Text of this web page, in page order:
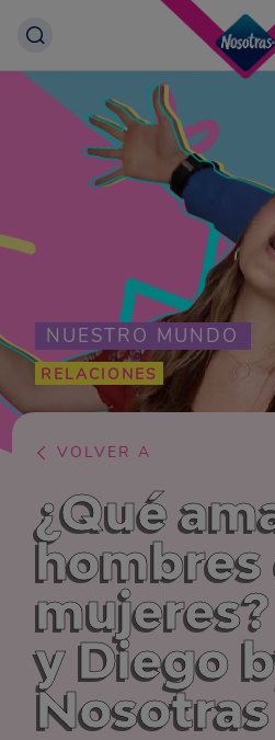
NUESTRO MUNDO
RELACIONES
VOLVER A
¿Qué
hombres
y Diego
Nosotras